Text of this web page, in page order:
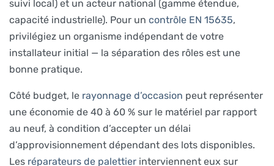
suivi local) et un acteur national (gamme étendue,
capacité industrielle). Pour un contrôle EN 15635,
privilégiez un organisme indépendant de votre
installateur initial — la séparation des rôles est une
bonne pratique.
Côté budget, le rayonnage d’occasion peut représenter
une économie de 40 à 60 % sur le matériel par rapport
au neuf, à condition d’accepter un délai
d’approvisionnement dépendant des lots disponibles.
Les réparateurs de palettier interviennent eux sur